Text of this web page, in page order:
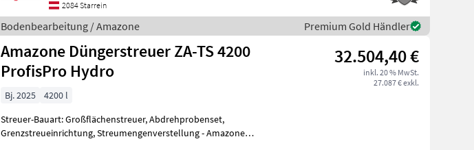
2084 Starrein
Bodenbearbeitung / Amazone Premium Gold Händler
Amazone Düngerstreuer ZA-TS 4200
ProfisPro Hydro
32.504,40 €
inkl. 20 % MwSt.
27.087 € exkl.
Bj. 2025
4200 l
Streuer-Bauart: Großflächenstreuer, Abdrehprobenset,
Grenzstreueinrichtung, Streumengenverstellung - Amazone